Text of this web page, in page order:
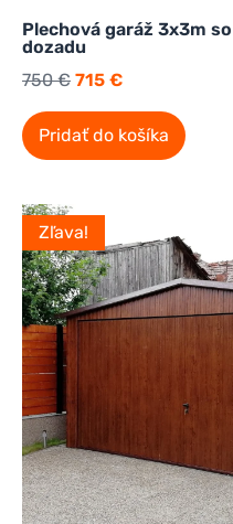
Plechová garáž 3x3m
dozadu
750€ 715 €
Pridať do košíka
Zľava!